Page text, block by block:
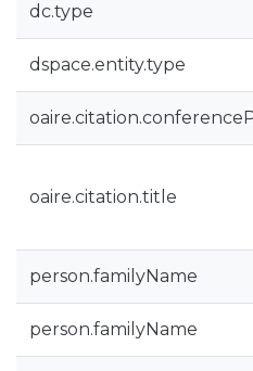
dc.type
dspace.entity.type
oaire.citation.title
person.familyName
person.familyName